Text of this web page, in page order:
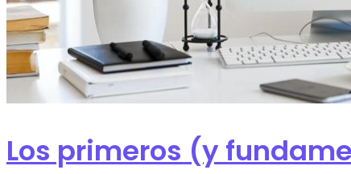
Los primeros (y